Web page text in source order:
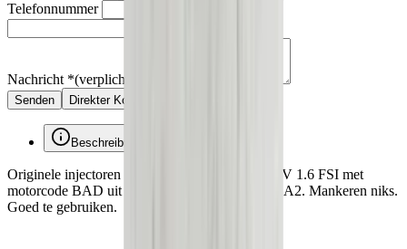
Telefonnummer
Nachricht *(verplicht)
Senden Direkter Kontakt über WhatsApp
Beschreibung
Originele injectoren van een Volkswagen Golf IV 1.6 FSI met
motorcode BAD uit 2003. Past ook in een Audi A2. Mankeren niks.
Goed te gebruiken.